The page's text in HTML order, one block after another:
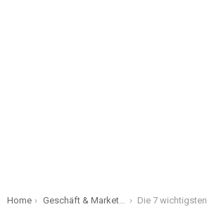
You are here:
Home Geschäft & Marketing Die 7 wichtigsten Vorteile der Zusammenarbeit mit Anwälten für Personenschäden in Denver